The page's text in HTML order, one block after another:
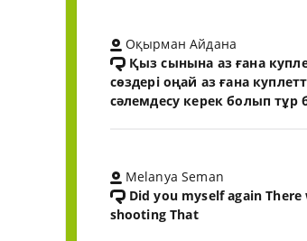
Оқырман Айдана
Қыз сынына аз ғана
сөздері оңай аз ғана
сәлемдесу керек болып тұр
Melanya Seman
Did you myself again There
shooting That